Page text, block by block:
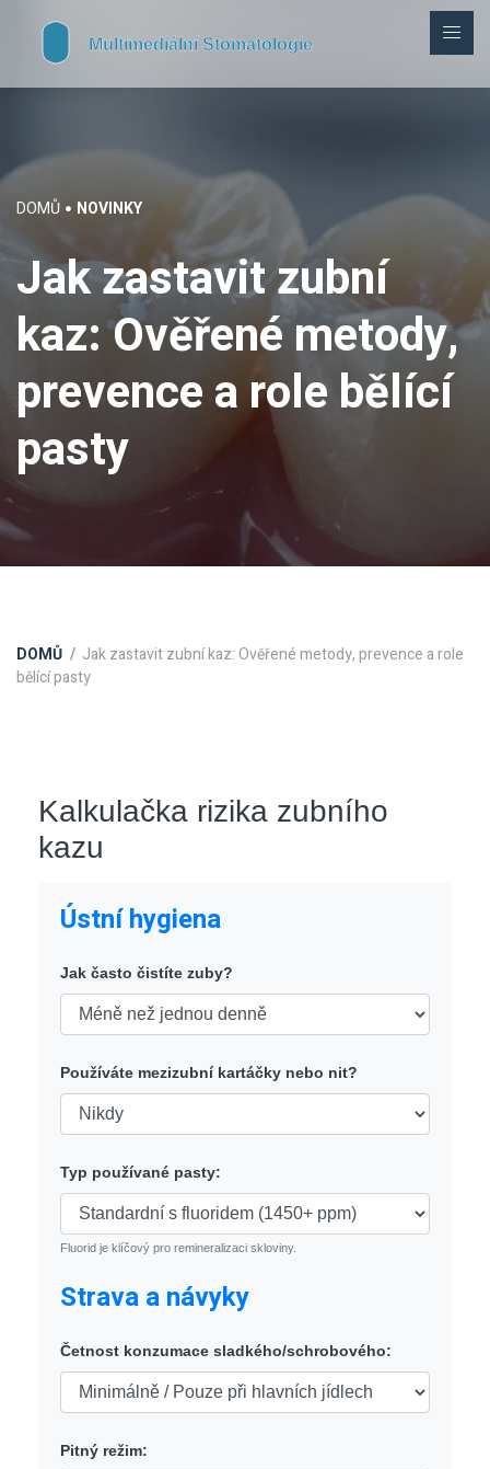
DOMŮ NOVINKY
Jak zastavit zubní
kaz: Ověřené metody,
prevence a role bělící
pasty
DOMŮ
Jak zastavit zubní kaz: Ověřené metody, prevence a role
bělící pasty
Kalkulačka rizika zubního
kazu
Ústní hygiena
Jak často čistíte zuby?
Používáte mezizubní kartáčky nebo nit?
Typ používané pasty:
Fluorid je klíčový pro remineralizaci skloviny.
Strava a návyky
Četnost konzumace sladkého/schrobového:
Pitný režim: